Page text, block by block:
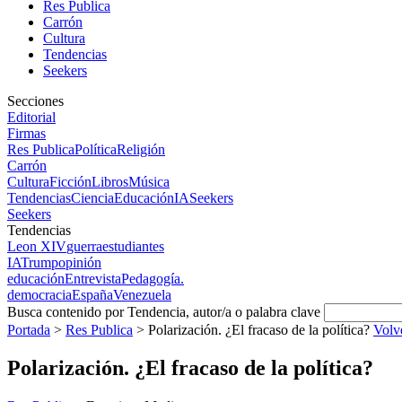
Res Publica
Carrón
Cultura
Tendencias
Seekers
Secciones
Editorial
Firmas
Res PublicaPolíticaReligión
Carrón
CulturaFicciónLibrosMúsica
TendenciasCienciaEducaciónIASeekers
Seekers
Tendencias
Leon XIVguerraestudiantes
IATrumpopinión
educaciónEntrevistaPedagogía.
democraciaEspañaVenezuela
Busca contenido por Tendencia, autor/a o palabra clave
Portada > Res Publica > Polarización. ¿El fracaso de la política?
Polarización. ¿El fracaso de la política?